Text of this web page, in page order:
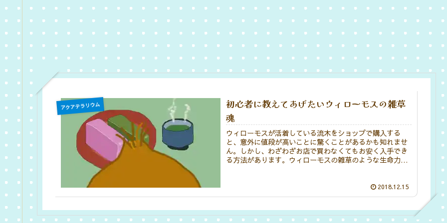
アクアテラリウム
初心者に教えてあげたいウィローモスの雑草
魂
ウィローモスが活着している流木をショップで購入する
と、意外に値段が高いことに驚くことがあるかも知れませ
ん。しかし、わざわざお店で買わなくてもお安く入手でき
る方法があります。ウィローモスの雑草のような生命力を
2018.12.15